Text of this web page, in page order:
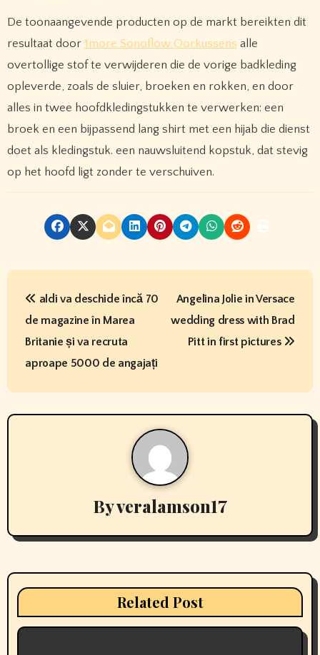
De toonaangevende producten op de markt bereikten dit
resultaat door 1more Sonoflow Oorkussens alle
overtollige stof te verwijderen die de vorige badkleding
opleverde, zoals de sluier, broeken en rokken, en door
alles in twee hoofdkledingstukken te verwerken: een
broek en een bijpassend lang shirt met een hijab die dienst
doet als kledingstuk. een nauwsluitend kopstuk, dat stevig
op het hoofd ligt zonder te verschuiven.
P
n
a
a
t
o
aldi va deschide încă 70
de magazine în Marea
Britanie și va recruta
aproape 5000 de angajați
Angelina Jolie in Versace
wedding dress with Brad
Pitt in first pictures
Byveralamson17
Related Post